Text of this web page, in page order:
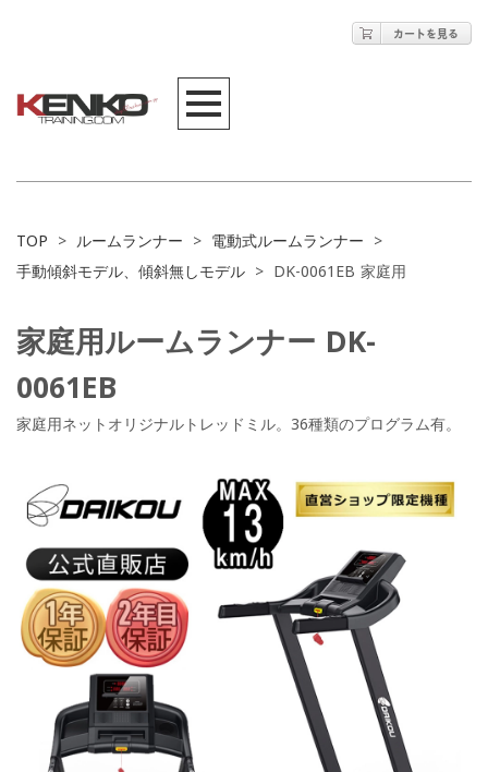
TOP > ルームランナー > 電動式ルームランナー >
手動傾斜モデル、傾斜無しモデル > DK-0061EB 家庭用
家庭用ルームランナー DK-
0061EB
家庭用ネットオリジナルトレッドミル。36種類のプログラム有。